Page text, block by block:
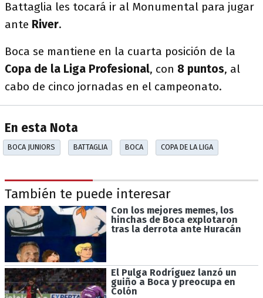
Battaglia les tocará ir al Monumental para jugar
ante River.
Boca se mantiene en la cuarta posición de la
Copa de la Liga Profesional, con 8 puntos, al
cabo de cinco jornadas en el campeonato.
En esta Nota
BOCA JUNIORS BATTAGLIA BOCA COPA DE LA LIGA
También te puede interesar
Con los mejores memes, los
hinchas de Boca explotaron
tras la derrota ante Huracán
El Pulga Rodríguez lanzó un
guiño a Boca y preocupa en
Colón